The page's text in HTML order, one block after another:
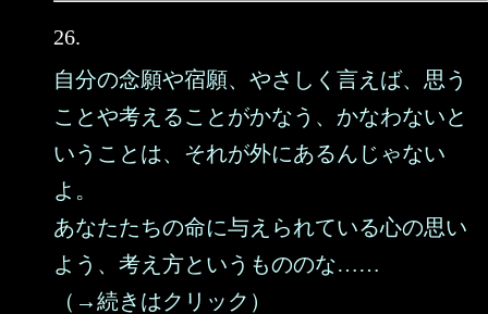
26.
自分の念願や宿願、やさしく言えば、思う
ことや考えることがかなう、かなわないと
いうことは、それが外にあるんじゃない
よ。
あなたたちの命に与えられている心の思い
よう、考え方というもののな……
（→続きはクリック）